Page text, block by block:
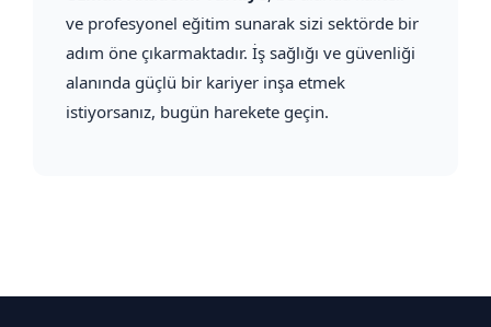
ve profesyonel eğitim sunarak sizi sektörde bir
adım öne çıkarmaktadır. İş sağlığı ve güvenliği
alanında güçlü bir kariyer inşa etmek
istiyorsanız, bugün harekete geçin.